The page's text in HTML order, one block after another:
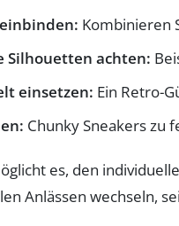
Kombinieren
Silhouetten achten:
einsetzen: Ein Retro-
Chunky Sneakers zu
es, den
Anlässen wechseln,